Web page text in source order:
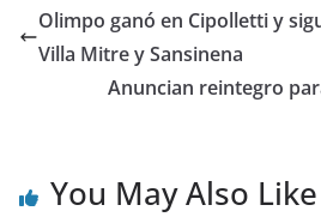
Olimpo ganó en Cipolletti y
Villa Mitre y Sansinena
Anuncian reintegro
You May Also Like